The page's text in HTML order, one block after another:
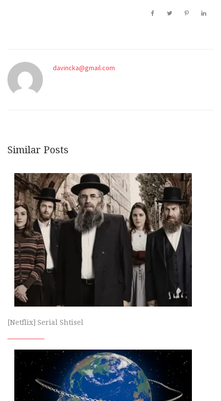
davincka@gmail.com
Similar Posts
[Netflix] Serial Shtisel